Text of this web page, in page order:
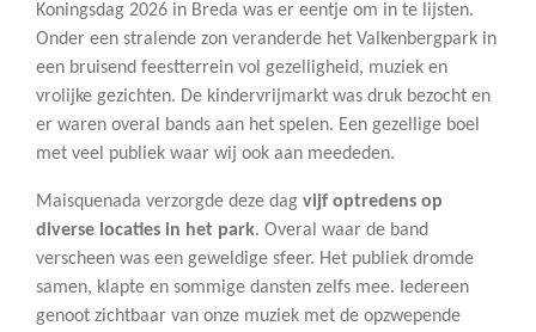
Koningsdag 2026 in Breda was er eentje om in te lijsten.
Onder een stralende zon veranderde het Valkenbergpark in
een bruisend feestterrein vol gezelligheid, muziek en
vrolijke gezichten. De kindervrijmarkt was druk bezocht en
er waren overal bands aan het spelen. Een gezellige boel
met veel publiek waar wij ook aan meededen.
Maisquenada verzorgde deze dag vijf optredens op
diverse locaties in het park. Overal waar de band
verscheen was een geweldige sfeer. Het publiek dromde
samen, klapte en sommige dansten zelfs mee. Iedereen
genoot zichtbaar van onze muziek met de opzwepende